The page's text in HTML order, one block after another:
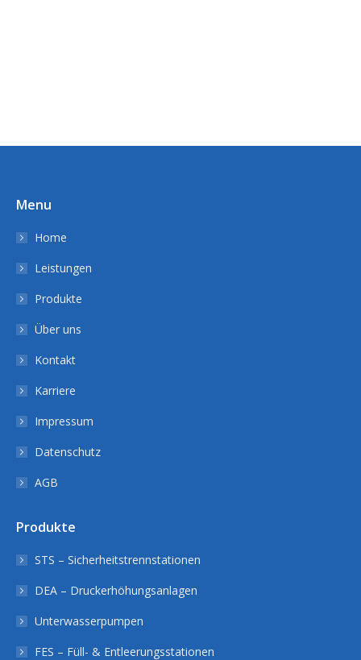
Menu
Home
Leistungen
Produkte
Über uns
Kontakt
Karriere
Impressum
Datenschutz
AGB
Produkte
STS – Sicherheitstrennstationen
DEA – Druckerhöhungsanlagen
Unterwasserpumpen
FES – Füll- & Entleerungsstationen